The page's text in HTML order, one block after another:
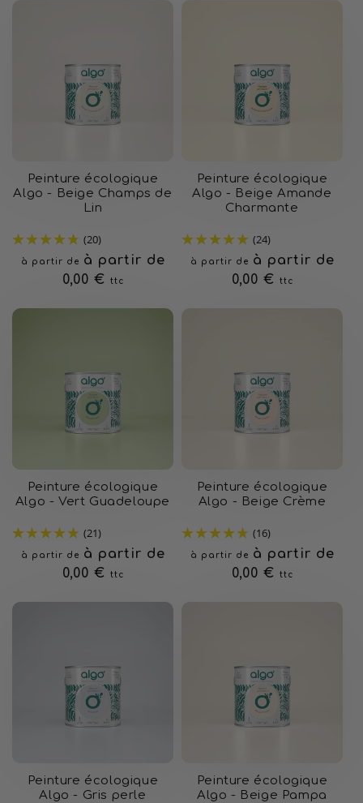
Peinture écologique
Algo - Beige Champs de
Lin
(20)
Prix
habituel
à partir de
à partir de
0,00 €
ttc
Peinture écologique
Algo - Beige Amande
Charmante
(24)
Prix
habituel
à partir de
à partir de
0,00 €
ttc
Peinture écologique
Algo - Vert Guadeloupe
(21)
Prix
habituel
à partir de
à partir de
0,00 €
ttc
Peinture écologique
Algo - Beige Crème
(16)
Prix
habituel
à partir de
à partir de
0,00 €
ttc
Peinture écologique
Algo - Gris perle
Peinture écologique
Algo - Beige Pampa